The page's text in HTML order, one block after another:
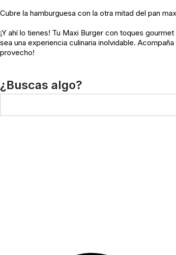
Cubre la hamburguesa con la otra mitad del pan
¡Y ahí lo tienes! Tu Maxi Burger con toques
sea una experiencia culinaria inolvidable.
provecho!
¿Buscas algo?